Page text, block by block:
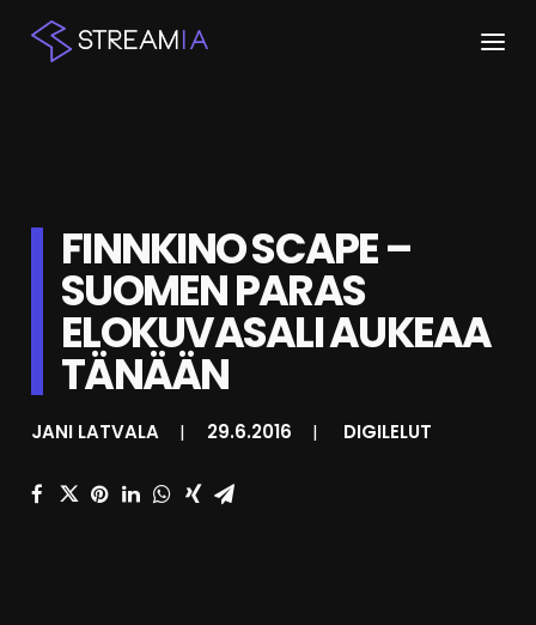
STREAMIT
KESKUSTELU
SHOP
HAKU
FINNKINO SCAPE –
SUOMEN PARAS
ELOKUVASALI AUKEAA
TÄNÄÄN
JANI LATVALA | 29.6.2016 | DIGILELUT